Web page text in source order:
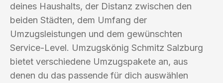
deines Haushalts, der Distanz zwischen den
beiden Städten, dem Umfang der
Umzugsleistungen und dem gewünschten
Service-Level. Umzugskönig Schmitz Salzburg
bietet verschiedene Umzugspakete an, aus
denen du das passende für dich auswählen